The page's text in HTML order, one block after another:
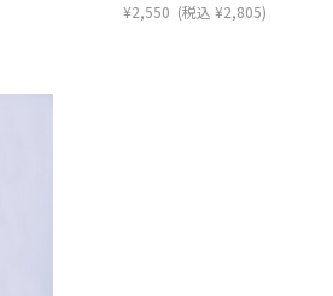
¥2,550 (税込 ¥2,805)